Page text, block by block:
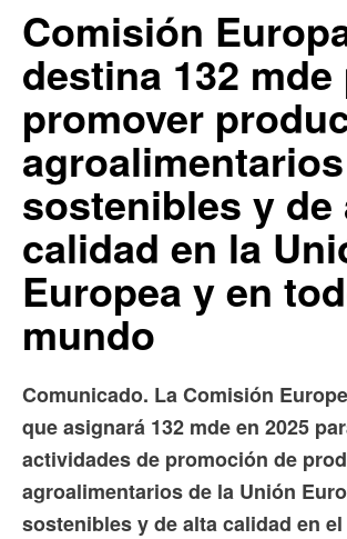
Comisión
destina 132 mde
promover
agroalimentarios
sostenibles y de
calidad en la
Europea y en
mundo
Comunicado. La Comisión
que asignará 132 mde en 2025
actividades de promoción de
agroalimentarios de la Unión
sostenibles y de alta calidad en